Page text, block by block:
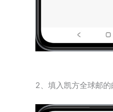
2、填入凯方全球邮